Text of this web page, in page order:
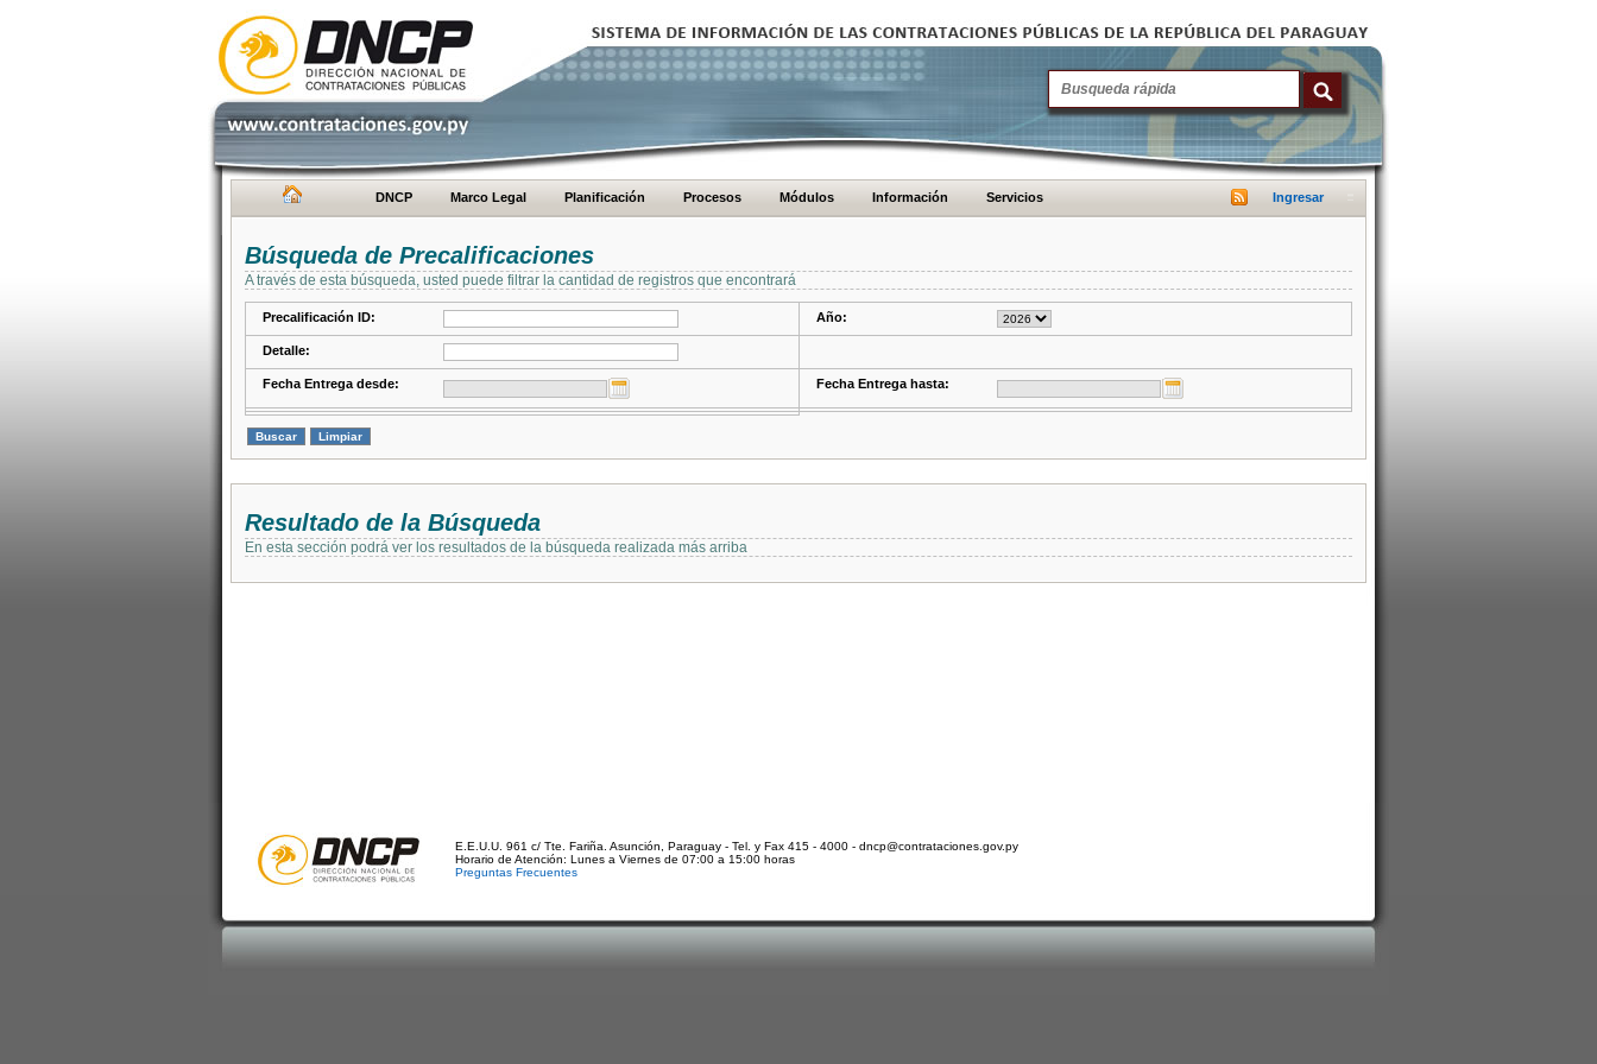
DNCP Marco Legal Planificación Procesos Módulos Información Servicios Ingresar
Búsqueda de Precalificaciones
A través de esta búsqueda, usted puede filtrar la cantidad de registros que encontrará
Precalificación ID: Año:
Detalle:
Fecha Entrega desde: Fecha Entrega hasta:
Resultado de la Búsqueda
En esta sección podrá ver los resultados de la búsqueda realizada más arriba
E.E.U.U. 961 c/ Tte. Fariña. Asunción, Paraguay - Tel. y Fax 415 - 4000 - dncp@contrataciones.gov.py
Horario de Atención: Lunes a Viernes de 07:00 a 15:00 horas
Preguntas Frecuentes